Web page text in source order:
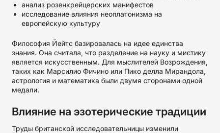
анализ розенкрейцерских манифестов
исследование влияния неоплатонизма на
европейскую культуру
Философия Йейтс базировалась на идее единства
знания. Она считала, что разделение на науку и мистику
является искусственным. Для мыслителей Возрождения,
таких как Марсилио Фичино или Пико делла Мирандола,
астрология и математика были двумя сторонами одной
медали.
Влияние на эзотерические традиции
Труды британской исследовательницы изменили